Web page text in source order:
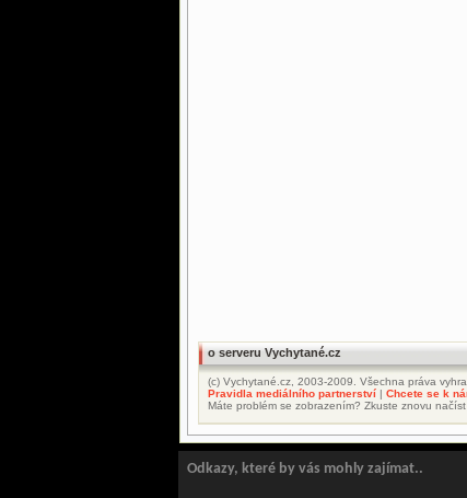
o serveru Vychytané.cz
(c) Vychytané.cz, 2003-2009. Všechna práva
Pravidla mediálního partnerství | Chcete se k
Máte problém se zobrazením? Zkuste znovu načíst
Odkazy, které by vás mohly zajímat..